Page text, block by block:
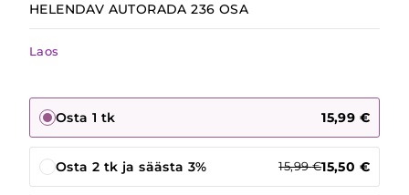
HELENDAV AUTORADA 236 OSA
Laos
Osta 1 tk 15,99 €
Osta 2 tk ja säästa 3% 15,99€15,50 €